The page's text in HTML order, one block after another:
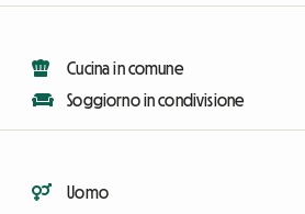
Cucina in comune
Soggiorno in condivisione
Uomo